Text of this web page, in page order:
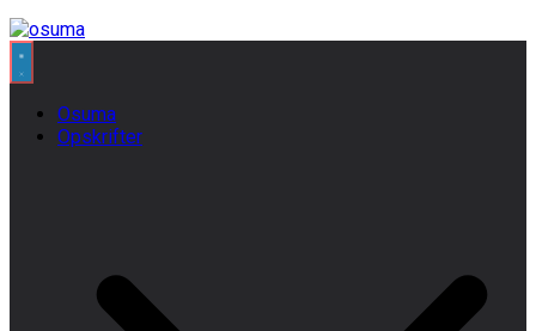
Osuma
Opskrifter